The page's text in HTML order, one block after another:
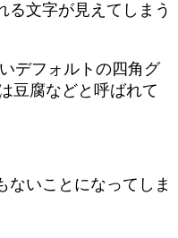
る文字が見えてしまう
デフォルトの四角グ
豆腐などと呼ばれて
ないことになってしま